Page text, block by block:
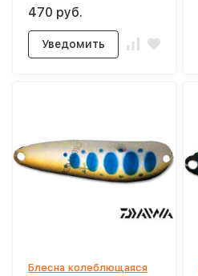
470 руб.
Уведомить
Блесна колеблющаяся